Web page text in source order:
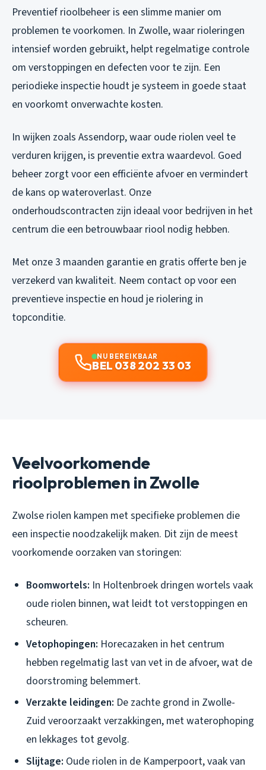
Preventief rioolbeheer is een slimme manier om
problemen te voorkomen. In Zwolle, waar rioleringen
intensief worden gebruikt, helpt regelmatige controle
om verstoppingen en defecten voor te zijn. Een
periodieke inspectie houdt je systeem in goede staat
en voorkomt onverwachte kosten.
In wijken zoals Assendorp, waar oude riolen veel te
verduren krijgen, is preventie extra waardevol. Goed
beheer zorgt voor een efficiënte afvoer en vermindert
de kans op wateroverlast. Onze
onderhoudscontracten zijn ideaal voor bedrijven in het
centrum die een betrouwbaar riool nodig hebben.
Met onze 3 maanden garantie en gratis offerte ben je
verzekerd van kwaliteit. Neem contact op voor een
preventieve inspectie en houd je riolering in
topconditie.
NU BEREIKBAAR
BEL 038 202 33 03
Veelvoorkomende
rioolproblemen in Zwolle
Zwolse riolen kampen met specifieke problemen die
een inspectie noodzakelijk maken. Dit zijn de meest
voorkomende oorzaken van storingen:
Boomwortels: In Holtenbroek dringen wortels vaak
oude riolen binnen, wat leidt tot verstoppingen en
scheuren.
Vetophopingen: Horecazaken in het centrum
hebben regelmatig last van vet in de afvoer, wat de
doorstroming belemmert.
Verzakte leidingen: De zachte grond in Zwolle-
Zuid veroorzaakt verzakkingen, met waterophoping
en lekkages tot gevolg.
Slijtage: Oude riolen in de Kamperpoort, vaak van